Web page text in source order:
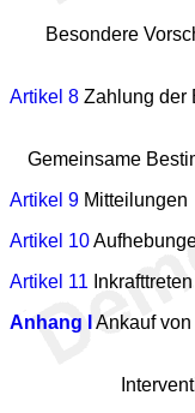
Besondere
Artikel 8 Zahlung der
Gemeinsame
Artikel 9 Mitteilungen
Artikel 10
Artikel 11
Anhang I
Ankauf